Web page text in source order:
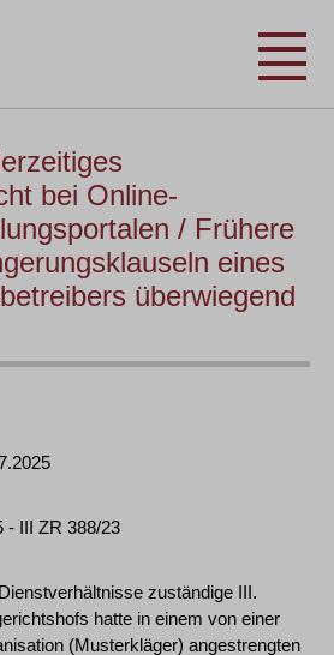
bei Online-
/ Frühere
eines
überwiegend
- III ZR 388/23
zuständige III.
hatte in einem von einer
(Musterkläger) angestrengten